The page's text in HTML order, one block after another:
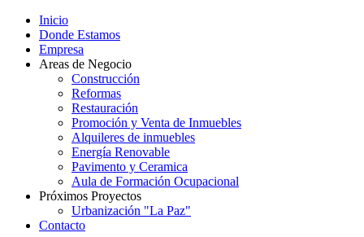
Inicio
Donde Estamos
Empresa
Areas de Negocio
Construcción
Reformas
Restauración
Promoción y Venta de Inmuebles
Alquileres de inmuebles
Energía Renovable
Pavimento y Ceramica
Aula de Formación Ocupacional
Próximos Proyectos
Urbanización "La Paz"
Contacto